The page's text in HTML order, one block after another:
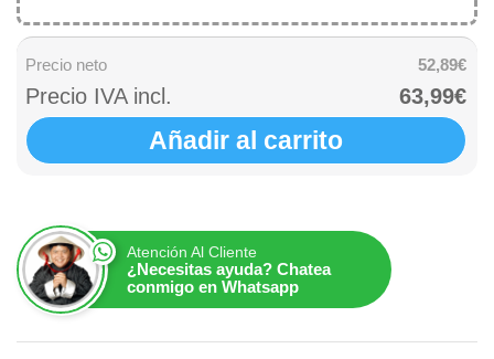
Precio neto 52,89€
Precio IVA incl. 63,99€
Añadir al carrito
Atención Al Cliente
¿Necesitas ayuda? Chatea
conmigo en Whatsapp